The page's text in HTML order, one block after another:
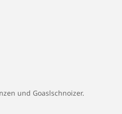
und Goaslschnoizer.